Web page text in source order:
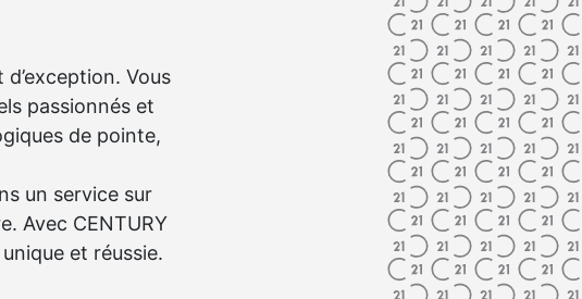
Vous
passionnés et
de pointe,
un service sur
Avec CENTURY
et réussie.